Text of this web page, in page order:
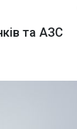
та АЗС